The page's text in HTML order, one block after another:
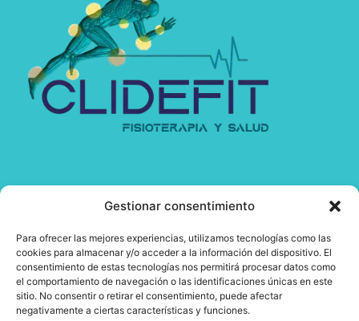
Gestionar consentimiento
Para ofrecer las mejores experiencias, utilizamos tecnologías como las
cookies para almacenar y/o acceder a la información del dispositivo. El
consentimiento de estas tecnologías nos permitirá procesar datos como
el comportamiento de navegación o las identificaciones únicas en este
sitio. No consentir o retirar el consentimiento, puede afectar
negativamente a ciertas características y funciones.
Información
Clínica De Fisioterapia En Cáceres
Podología En Cáceres
Psicología En Cáceres